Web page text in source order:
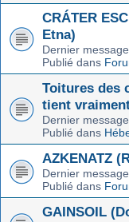
CRÁTER
Etna)
Dernier
Publié dans
Toitures des
tient
Dernier
Publié dans
AZKENATZ
Dernier
Publié dans
GAINSOIL